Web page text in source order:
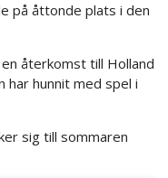
på åttonde plats i den
återkomst till Holland
har hunnit med spel i
sig till sommaren